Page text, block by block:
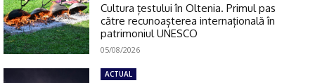
Cultura țestului în Oltenia. Primul pas
către recunoașterea internațională în
patrimoniul UNESCO
05/08/2026
ACTUAL